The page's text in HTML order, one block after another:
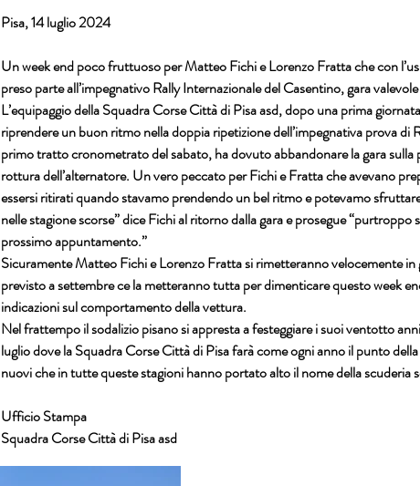
Pisa, 14 luglio 2024
Un week end poco fruttuoso per Matteo Fichi e Lorenzo Fratta che con
preso parte all’impegnativo Rally Internazionale del Casentino, gara
L’equipaggio della Squadra Corse Città di Pisa asd, dopo una prima
riprendere un buon ritmo nella doppia ripetizione dell’impegnativa prova di
primo tratto cronometrato del sabato, ha dovuto abbandonare la gara
rottura dell’alternatore. Un vero peccato per Fichi e Fratta che avevano
essersi ritirati quando stavamo prendendo un bel ritmo e potevamo
nelle stagione scorse” dice Fichi al ritorno dalla gara e prosegue
prossimo appuntamento.”
Sicuramente Matteo Fichi e Lorenzo Fratta si rimetteranno velocemente in
previsto a settembre ce la metteranno tutta per dimenticare questo week
indicazioni sul comportamento della vettura.
Nel frattempo il sodalizio pisano si appresta a festeggiare i suoi ventotto
luglio dove la Squadra Corse Città di Pisa farà come ogni anno il punto
nuovi che in tutte queste stagioni hanno portato alto il nome della
Ufficio Stampa
Squadra Corse Città di Pisa asd